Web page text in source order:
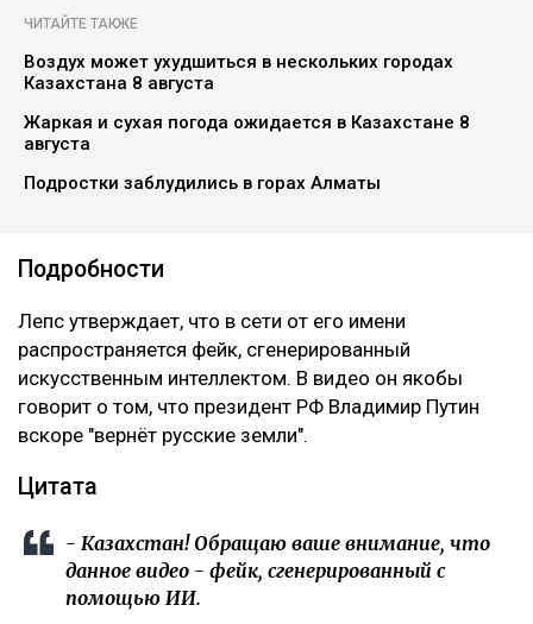
ЧИТАЙТЕ ТАКЖЕ
Воздух может ухудшиться в нескольких городах
Казахстана 8 августа
Жаркая и сухая погода ожидается в Казахстане 8
августа
Подростки заблудились в горах Алматы
Подробности
Лепс утверждает, что в сети от его имени
распространяется фейк, сгенерированный
искусственным интеллектом. В видео он якобы
говорит о том, что президент РФ Владимир Путин
вскоре "вернёт русские земли".
Цитата
- Казахстан! Обращаю ваше внимание, что
данное видео - фейк, сгенерированный с
помощью ИИ.